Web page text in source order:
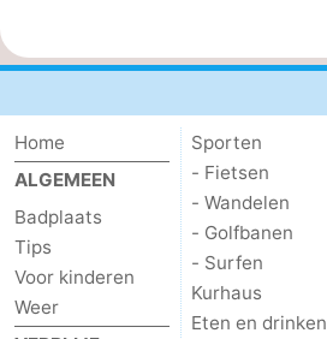
Home
ALGEMEEN
Badplaats
Tips
Voor kinderen
Weer
Sporten
- Fietsen
- Wandelen
- Golfbanen
- Surfen
Kurhaus
Eten en drinken